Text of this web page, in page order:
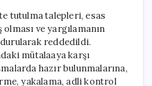
tutulma talepleri, esas
ve yargılamanın
reddedildi.
mütalaaya karşı
hazır bulunmalarına,
yakalama, adli kontrol